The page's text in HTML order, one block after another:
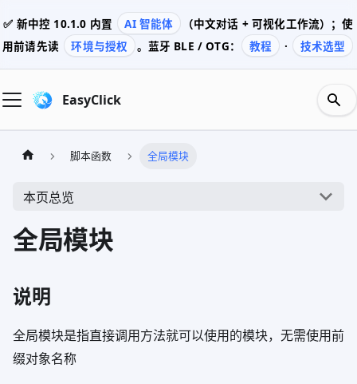
✅ 新中控 10.1.0 内置 AI 智能体
（中文对话 + 可视化工作流）；使
用前请先读
环境与授权 。蓝牙 BLE / OTG： 教程 · 技术选型
EasyClick
脚本函数 全局模块
本页总览
全局模块
说明
全局模块是指直接调用方法就可以使用的模块，无需使用前
缀对象名称